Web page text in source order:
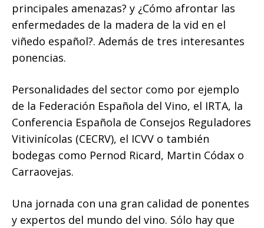
principales amenazas? y ¿Cómo afrontar las
enfermedades de la madera de la vid en el
viñedo español?. Además de tres interesantes
ponencias.
Personalidades del sector como por ejemplo
de la Federación Española del Vino, el IRTA, la
Conferencia Española de Consejos Reguladores
Vitivinícolas (CECRV), el ICVV o también
bodegas como Pernod Ricard, Martin Códax o
Carraovejas.
Una jornada con una gran calidad de ponentes
y expertos del mundo del vino. Sólo hay que